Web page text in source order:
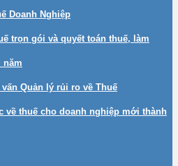
Doanh Nghiệp
trọn gói và quyết toán thuế, làm
năm
Quản lý rủi ro về Thuế
về thuế cho doanh nghiệp mới thành